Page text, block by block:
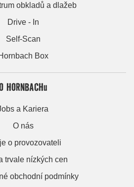
obkladů a dlažeb
Drive - In
Self-Scan
Box
HORNBACHu
a Kariera
O nás
o provozovateli
trvale nízkých cen
obchodní podmínky